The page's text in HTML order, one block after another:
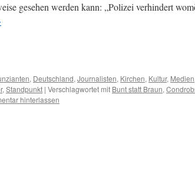
gesehen werden kann: „Polizei verhindert
, Deutschland,Journalisten, Kirchen, Kultur, Medien
,Standpunkt | Verschlagwortet mit Bunt statt Braun,
hinterlassen